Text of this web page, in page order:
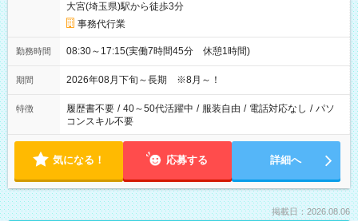
大宮(埼玉県)駅から徒歩3分
事務代行業
勤務時間 08:30～17:15(実働7時間45分 休憩1時間)
期間 2026年08月下旬～長期 ※8月～！
特徴 履歴書不要 / 40～50代活躍中 / 服装自由 / 電話対応なし / パソ
コンスキル不要
気になる！ 応募する 詳細へ
掲載日：2026.08.06